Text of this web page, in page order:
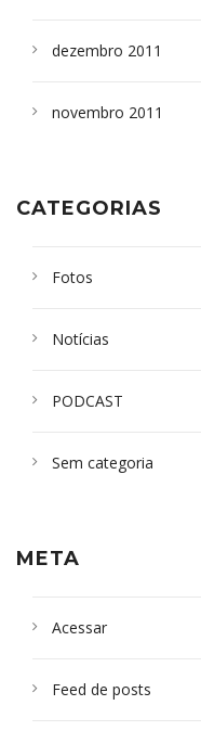
dezembro 2011
novembro 2011
CATEGORIAS
Fotos
Notícias
PODCAST
Sem categoria
META
Acessar
Feed de posts